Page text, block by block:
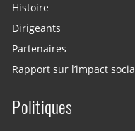
Histoire
Dirigeants
Partenaires
Rapport sur l’impact
Politiques